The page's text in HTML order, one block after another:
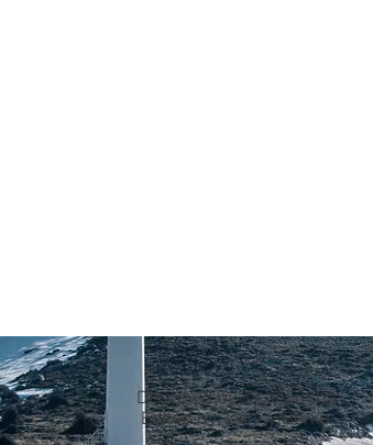
Designed by: Dror Fuchs
Edited by: Danny Berko